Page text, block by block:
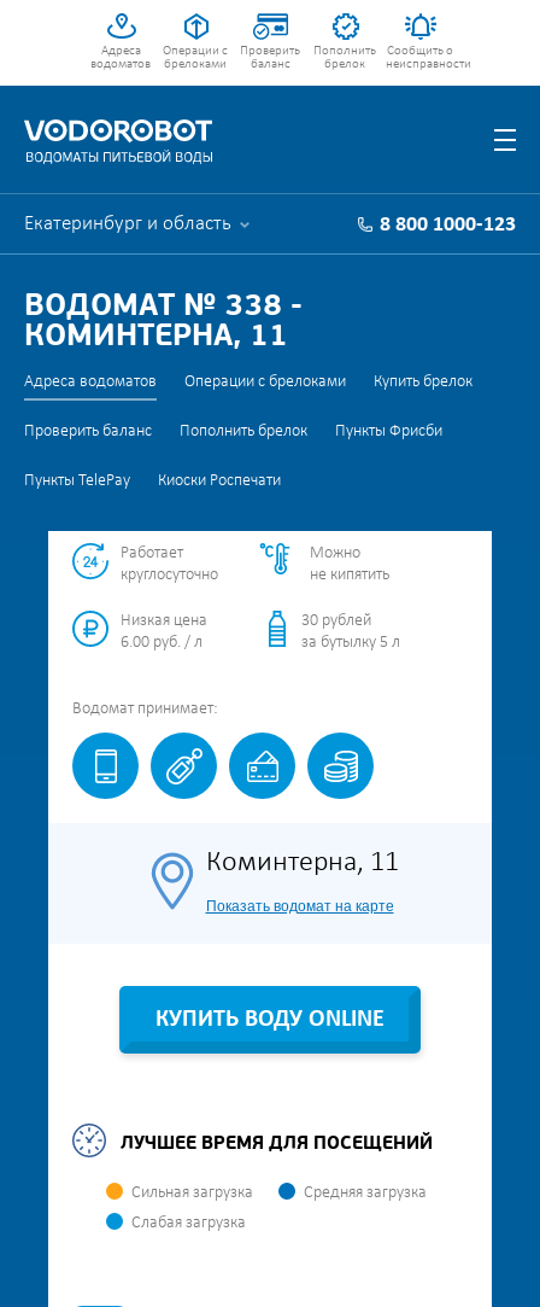
Адреса
водоматов
Операции с
брелоками
Проверить
баланс
Пополнить
брелок
Сообщить о
неисправности
Екатеринбург и область 8 800 1000-123
ВОДОМАТ № 338 -
КОМИНТЕРНА, 11
Адреса водоматов Операции с брелоками Купить брелок
Проверить баланс Пополнить брелок Пункты Фрисби
Пункты TelePay Киоски Роспечати
Работает
круглосуточно
Можно
не кипятить
Низкая цена
6.00 руб. / л
30 рублей
за бутылку 5 л
Водомат принимает:
Коминтерна, 11
Показать водомат на карте
КУПИТЬ ВОДУ ONLINE
ЛУЧШЕЕ ВРЕМЯ ДЛЯ ПОСЕЩЕНИЙ
Сильная загрузка
Средняя загрузка
Слабая загрузка